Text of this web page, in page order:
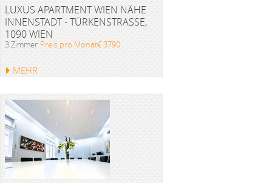
LUXUS APARTMENT WIEN NÄHE
INNENSTADT - TÜRKENSTRASSE, 1
090 WIEN
3 Zimmer Preis pro Monat€ 3790
MEHR